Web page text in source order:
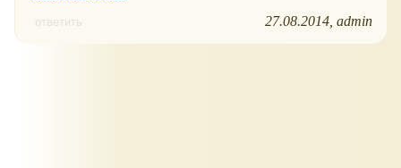
ответить 27.08.2014 admin